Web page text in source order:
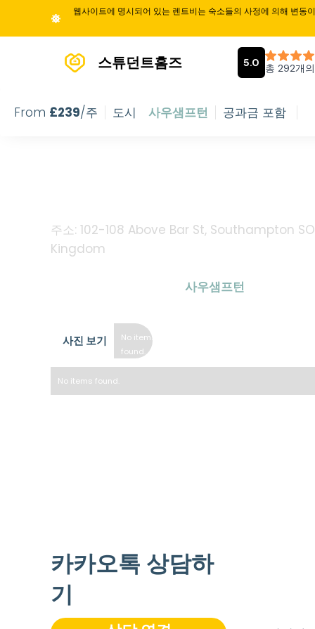
웹사이트에 명시되어 있는 렌트비는 숙소들의 사정에 의해 변동
스튜던트홈즈
From £239/주 도시 사우샘프턴 공과금 포함
주소: 102-108 Above Bar St, Southampton
Kingdom
사우샘프턴
사진 보기
No items
found.
No items found.
카카오톡 상담하
기